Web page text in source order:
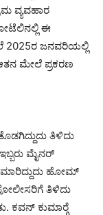
ವ್ಯವಹಾರ
ಈ
2025ರ ಜನವರಿಯಲ್ಲಿ
ಮೇಲೆ ಪ್ರಕರಣ
ತಿಳಿದು
ಮೈನರ್
ಮಾರಿದ್ದುದು ಹೋಮ್
ತಿಳಿದು
ಕವನ್ ಕುಮಾರ್‍ಗೆ